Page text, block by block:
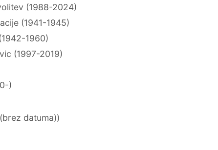
(1988-2024)
(1941-1945)
1960)
(1997-2019)
)
datuma))